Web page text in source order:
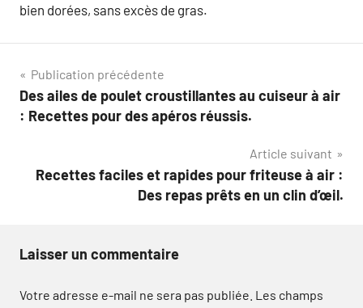
bien dorées, sans excès de gras.
Navigation
de
Publication précédente
Des ailes de poulet croustillantes au cuiseur à air
: Recettes pour des apéros réussis.
Article suivant
Recettes faciles et rapides pour friteuse à air :
Des repas prêts en un clin d’œil.
Laisser un commentaire
Votre adresse e-mail ne sera pas publiée. Les champs